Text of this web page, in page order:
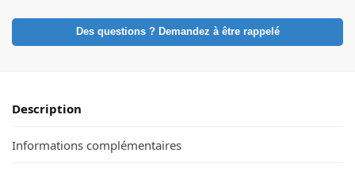
Des questions ? Demandez à être rappelé
Description
Informations complémentaires